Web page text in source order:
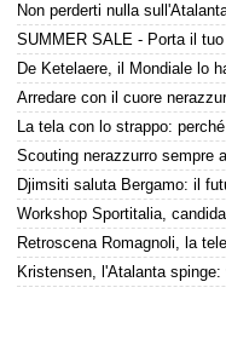
Kristensen, l'Atalanta